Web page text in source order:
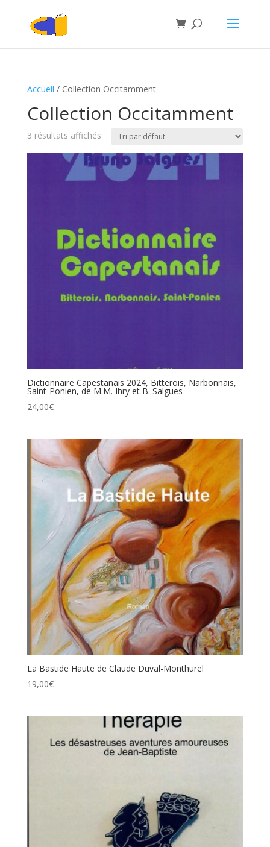
Accueil / Collection Occitamment
Collection Occitamment
3 résultats affichés
Dictionnaire Capestanais 2024, Bitterois, Narbonnais,
Saint-Ponien, de M.M. Ihry et B. Salgues
24,00€
La Bastide Haute de Claude Duval-Monthurel
19,00€